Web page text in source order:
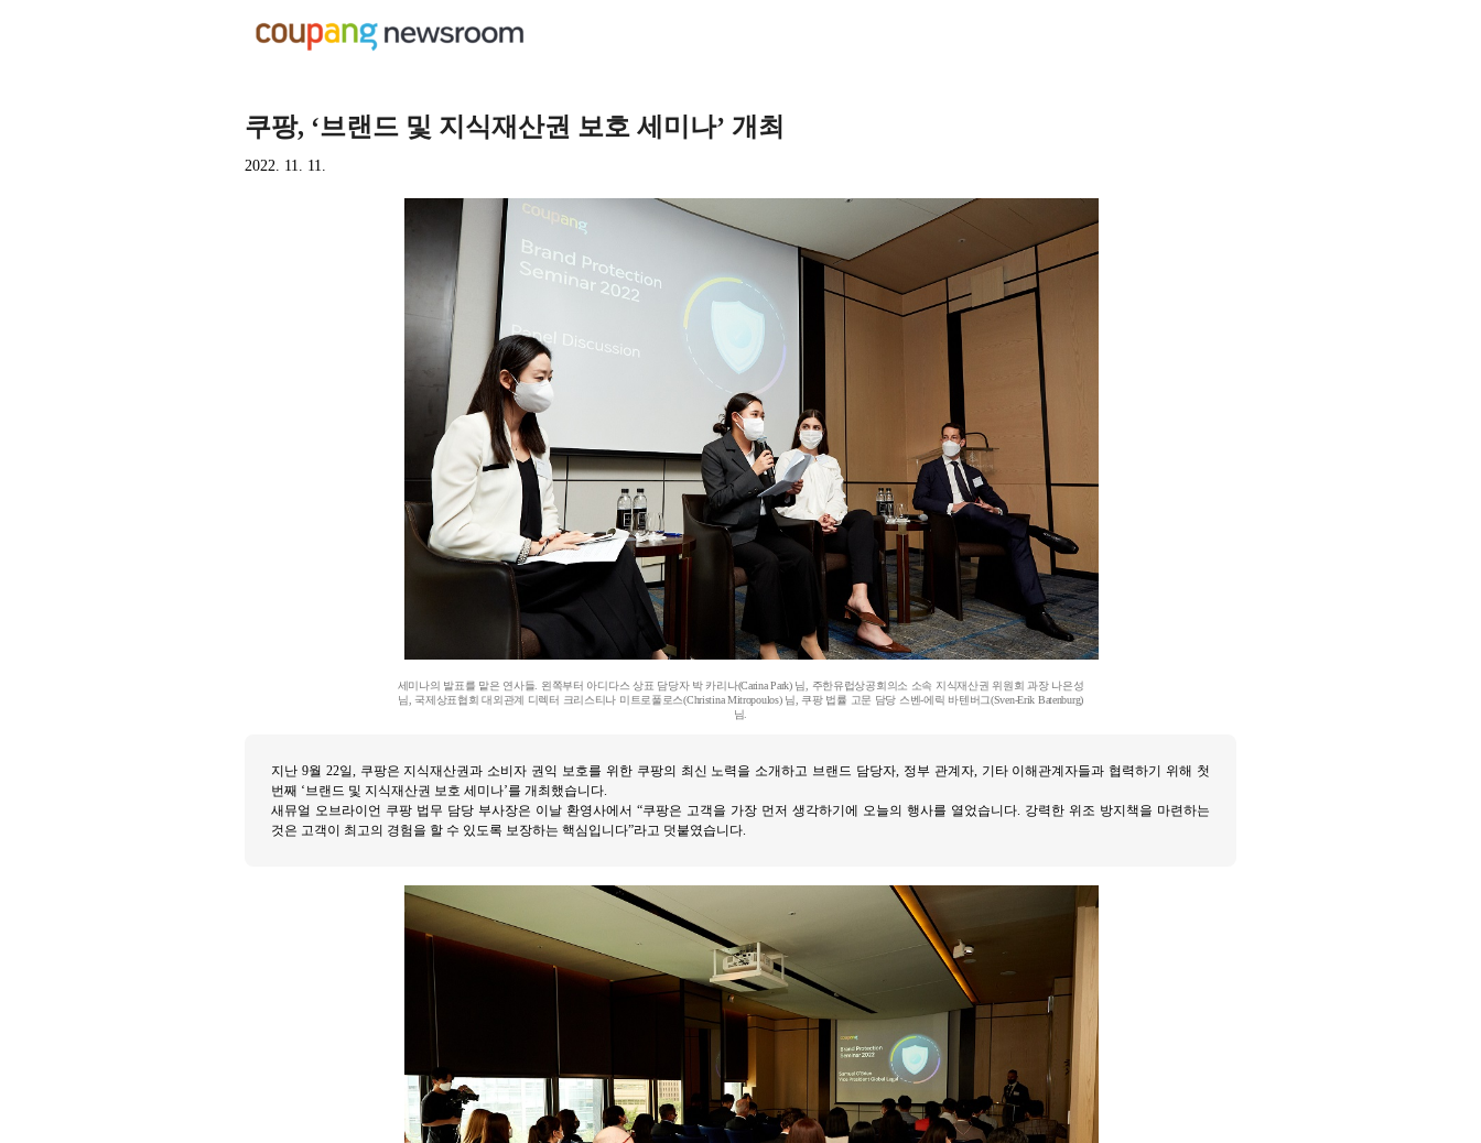
쿠팡, ‘브랜드 및 지식재산권 보호 세미나’ 개최
2022. 11. 11.
세미나의 발표를 맡은 연사들. 왼쪽부터 아디다스 상표 담당자 박 카리나(Carina Park) 님, 주한유럽상공회의소 소속 지식재산권 위원회 과장 나은성
님, 국제상표협회 대외관계 디렉터 크리스티나 미트로풀로스(Christina Mitropoulos) 님, 쿠팡 법률 고문 담당 스벤-에릭 바텐버그(Sven-Erik Batenburg)
님.
지난 9월 22일, 쿠팡은 지식재산권과 소비자 권익 보호를 위한 쿠팡의 최신 노력을 소개하고 브랜드 담당자, 정부 관계자, 기타 이해관계자들과 협력하기 위해 첫
번째 ‘브랜드 및 지식재산권 보호 세미나’를 개최했습니다.
새뮤얼 오브라이언 쿠팡 법무 담당 부사장은 이날 환영사에서 “쿠팡은 고객을 가장 먼저 생각하기에 오늘의 행사를 열었습니다. 강력한 위조 방지책을 마련하는
것은 고객이 최고의 경험을 할 수 있도록 보장하는 핵심입니다”라고 덧붙였습니다.